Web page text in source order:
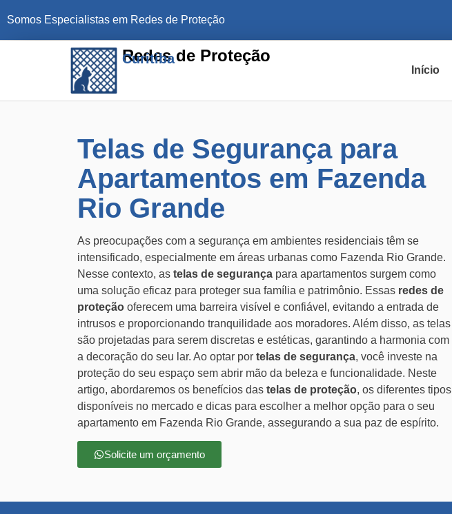
Somos Especialistas em Redes de Proteção
Redes de Proteção
Curitiba
Início
Telas de Segurança para
Apartamentos em Fazenda
Rio Grande
As preocupações com a segurança em ambientes residenciais têm se
intensificado, especialmente em áreas urbanas como Fazenda Rio Grande.
Nesse contexto, as telas de segurança para apartamentos surgem como
uma solução eficaz para proteger sua família e patrimônio. Essas redes de
proteção oferecem uma barreira visível e confiável, evitando a entrada de
intrusos e proporcionando tranquilidade aos moradores. Além disso, as telas
são projetadas para serem discretas e estéticas, garantindo a harmonia com
a decoração do seu lar. Ao optar por telas de segurança, você investe na
proteção do seu espaço sem abrir mão da beleza e funcionalidade. Neste
artigo, abordaremos os benefícios das telas de proteção, os diferentes tipos
disponíveis no mercado e dicas para escolher a melhor opção para o seu
apartamento em Fazenda Rio Grande, assegurando a sua paz de espírito.
Solicite um orçamento